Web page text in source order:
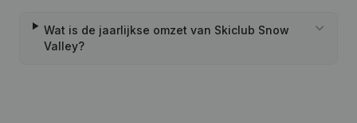
Wat is de jaarlijkse omzet van Skiclub Snow
Valley?